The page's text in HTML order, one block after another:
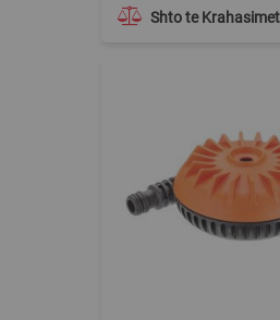
Shto te Krahasimet